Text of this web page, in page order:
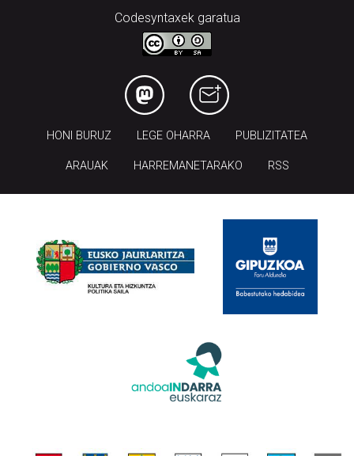
Codesyntaxek garatua
HONI BURUZ LEGE OHARRA PUBLIZITATEA
ARAUAK HARREMANETARAKO RSS